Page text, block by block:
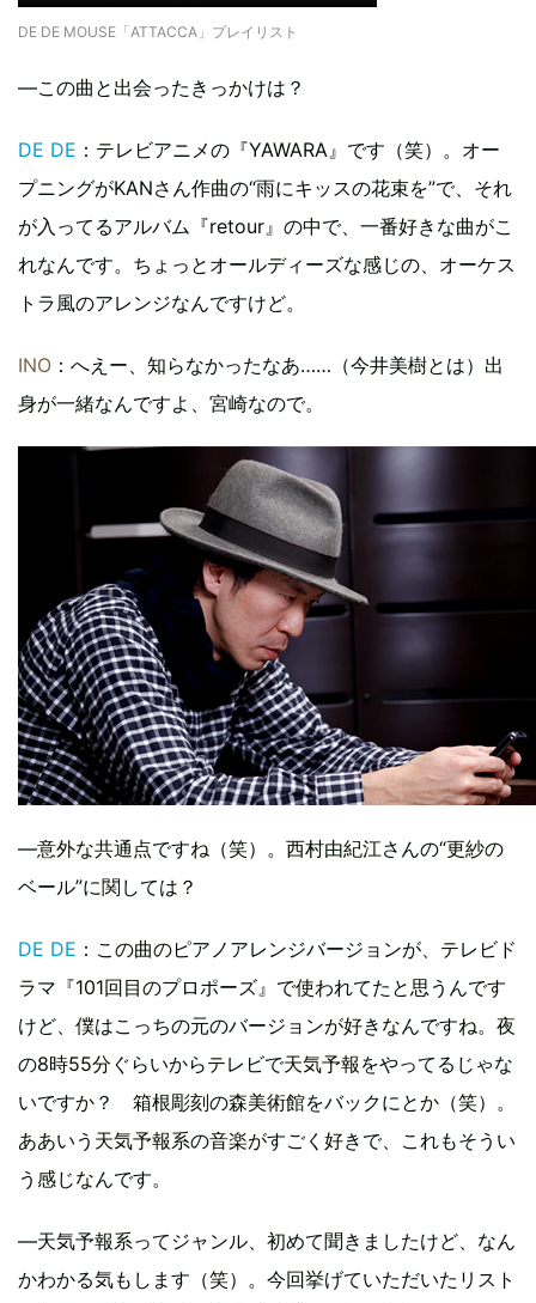
DE DE MOUSE「ATTACCA」プレイリスト
―この曲と出会ったきっかけは？
DE DE ：テレビアニメの『YAWARA』です（笑）。オー
プニングがKANさん作曲の“雨にキッスの花束を”で、それ
が入ってるアルバム『retour』の中で、一番好きな曲がこ
れなんです。ちょっとオールディーズな感じの、オーケス
トラ風のアレンジなんですけど。
INO ：へえー、知らなかったなあ……（今井美樹とは）出
身が一緒なんですよ、宮崎なので。
―意外な共通点ですね（笑）。西村由紀江さんの“更紗の
ベール”に関しては？
DE DE ：この曲のピアノアレンジバージョンが、テレビド
ラマ『101回目のプロポーズ』で使われてたと思うんです
けど、僕はこっちの元のバージョンが好きなんですね。夜
の8時55分ぐらいからテレビで天気予報をやってるじゃな
いですか？ 箱根彫刻の森美術館をバックにとか（笑）。
ああいう天気予報系の音楽がすごく好きで、これもそうい
う感じなんです。
―天気予報系ってジャンル、初めて聞きましたけど、なん
かわかる気もします（笑）。今回挙げていただいたリスト